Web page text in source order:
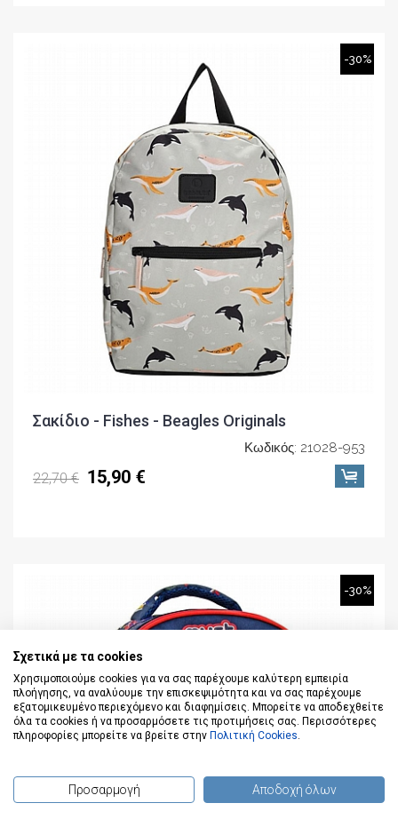
-30%
Σακίδιο - Fishes - Beagles Originals
Κωδικός: 21028-953
22,70 € 15,90 €
-30%
Σχετικά με τα cookies
Χρησιμοποιούμε cookies για να σας παρέχουμε καλύτερη εμπειρία
πλοήγησης, να αναλύουμε την επισκεψιμότητα και να σας παρέχουμε
εξατομικευμένο περιεχόμενο και διαφημίσεις. Μπορείτε να αποδεχθείτε
όλα τα cookies ή να προσαρμόσετε τις προτιμήσεις σας. Περισσότερες
πληροφορίες μπορείτε να βρείτε στην Πολιτική Cookies.
Προσαρμογή Αποδοχή όλων
(0) προϊόντα